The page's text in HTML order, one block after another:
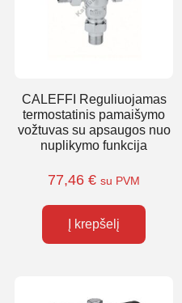
CALEFFI Reguliuojamas
termostatinis pamaišymo
vožtuvas su apsaugos nuo
nuplikymo funkcija
77,46 € su PVM
Į krepšelį